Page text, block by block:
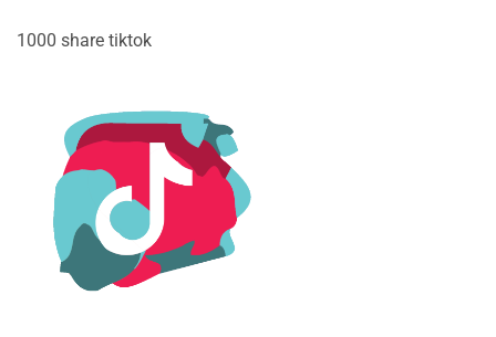
1000 share tiktok